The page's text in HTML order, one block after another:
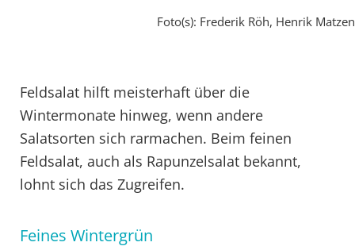
Foto(s): Frederik Röh, Henrik Matzen
Feldsalat hilft meisterhaft über die
Wintermonate hinweg, wenn andere
Salatsorten sich rarmachen. Beim feinen
Feldsalat, auch als Rapunzelsalat bekannt,
lohnt sich das Zugreifen.
Feines Wintergrün